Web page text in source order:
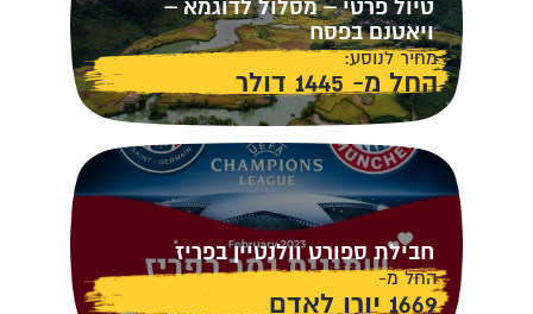
טיול פרטי – מסלול לדוגמא –
ויאטנם בפסח
מחיר לנוסע:
החל מ- 1445 דולר
חבילת ספורט וולנטיין בפריז
החל מ-
1669 יורו לאדם